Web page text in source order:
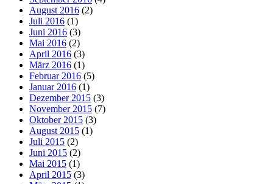
August 2016 (2)
Juli 2016 (1)
Juni 2016 (3)
Mai 2016 (2)
April 2016 (3)
März 2016 (1)
Februar 2016 (5)
Januar 2016 (1)
Dezember 2015 (3)
November 2015 (7)
Oktober 2015 (3)
August 2015 (1)
Juli 2015 (2)
Juni 2015 (2)
Mai 2015 (1)
April 2015 (3)